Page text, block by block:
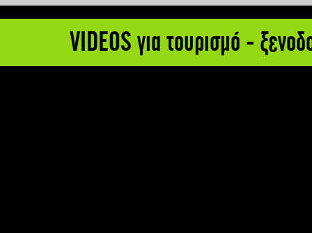
VIDEOS για τουρισμό -